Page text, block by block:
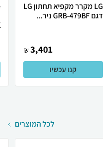
LG מקרר מקפיא תחתון LG
דגם GRB-479BF ניר...
3,401
₪
קנו עכשיו
לכל המוצרים